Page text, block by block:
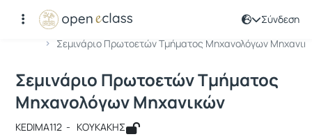
Σύνδεση
Αρχική Σελίδα
Σεμινάριο Πρωτοετών Tμήματος Μηχανολόγων
Μάθημα : Σεμινάριο Πρωτοετών
Κωδικός : KEDIMA112
Σεμινάριο Πρωτοετών Tμήματος
Μηχανολόγων Μηχανικών
KEDIMA112 - ΚΟΥΚΑΚΗΣ